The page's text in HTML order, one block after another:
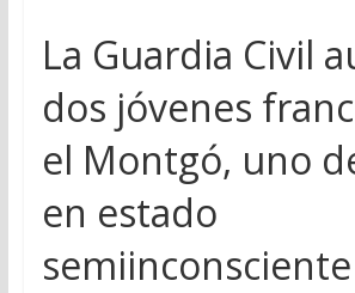
La Guardia Civil
dos jóvenes
el Montgó, uno
en estado
semiinconsciente